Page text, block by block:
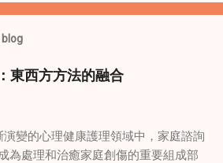
東西方方法的融合
演變的心理健康護理領域中，家庭諮詢
為處理和治癒家庭創傷的重要組成部